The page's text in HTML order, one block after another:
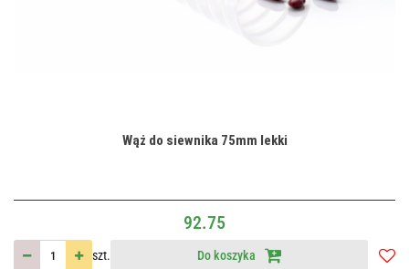
Wąż do siewnika 75mm lekki
92.75
szt. Do koszyka